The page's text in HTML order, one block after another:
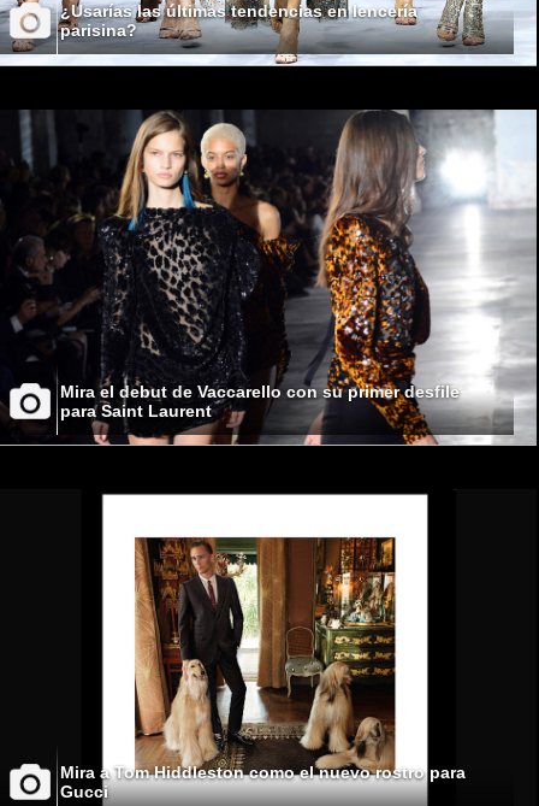
¿Usarías las últimas tendencias en lencería
parisina?
Mira el debut de Vaccarello con su primer desfile
para Saint Laurent
Mira a Tom Hiddleston como el nuevo rostro para
Gucci